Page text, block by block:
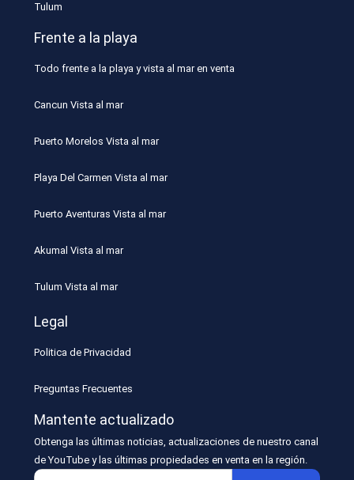
Tulum
Frente a la playa
Todo frente a la playa y vista al mar en venta
Cancun Vista al mar
Puerto Morelos Vista al mar
Playa Del Carmen Vista al mar
Puerto Aventuras Vista al mar
Akumal Vista al mar
Tulum Vista al mar
Legal
Politica de Privacidad
Preguntas Frecuentes
Mantente actualizado
Obtenga las últimas noticias, actualizaciones de nuestro canal
de YouTube y las últimas propiedades en venta en la región.